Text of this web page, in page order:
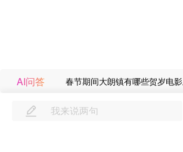
AI问答 春节期间大朗镇有哪些贺岁电